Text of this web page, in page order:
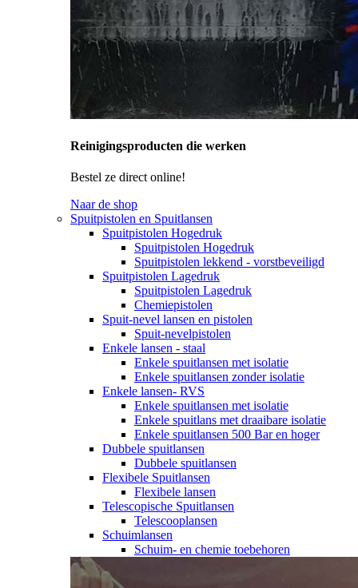
Reinigingsproducten die werken
Bestel ze direct online!
Naar de shop
Spuitpistolen en Spuitlansen
Spuitpistolen Hogedruk
Spuitpistolen Hogedruk
Spuitpistolen lekkend - vorstbeveiligd
Spuitpistolen Lagedruk
Spuitpistolen Lagedruk
Chemiepistolen
Spuit-nevel lansen en pistolen
Spuit-nevelpistolen
Enkele lansen - staal
Enkele spuitlansen met isolatie
Enkele spuitlansen zonder isolatie
Enkele lansen- RVS
Enkele spuitlansen met isolatie
Enkele spuitlans met draaibare isolatie
Enkele spuitlansen 500 Bar en hoger
Dubbele spuitlansen
Dubbele spuitlansen
Flexibele Spuitlansen
Flexibele lansen
Telescopische Spuitlansen
Telescooplansen
Schuimlansen
Schuim- en chemie toebehoren